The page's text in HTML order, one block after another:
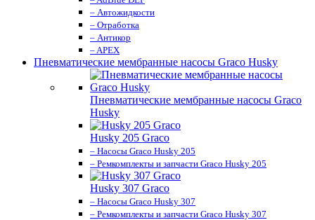
– Автожидкости
– Отработка
– Антикор
– APEX
Пневматические мембранные насосы Graco Husky
Пневматические мембранные насосы Graco
Husky
Husky 205 Graco
– Насосы Graco Husky 205
– Ремкомплекты и запчасти Graco Husky 205
Husky 307 Graco
– Насосы Graco Husky 307
– Ремкомплекты и запчасти Graco Husky 307